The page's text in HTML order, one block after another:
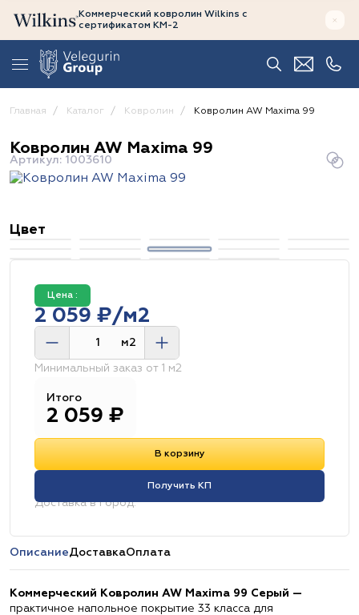
Коммерческий ковролин Wilkins с
сертификатом КМ-2
Главная Каталог Ковролин Ковролин AW Maxima 99
Ковролин AW Maxima 99
Артикул: 1003610
Цвет
Цена :
2 059 ₽/м2
м2
Минимальный заказ от 1 м2
Итого
2 059 ₽
В корзину
Получить КП
Доставка в город:
ОписаниеДоставкаОплата
Коммерческий Ковролин AW Maxima 99 Серый —
практичное напольное покрытие 33 класса для